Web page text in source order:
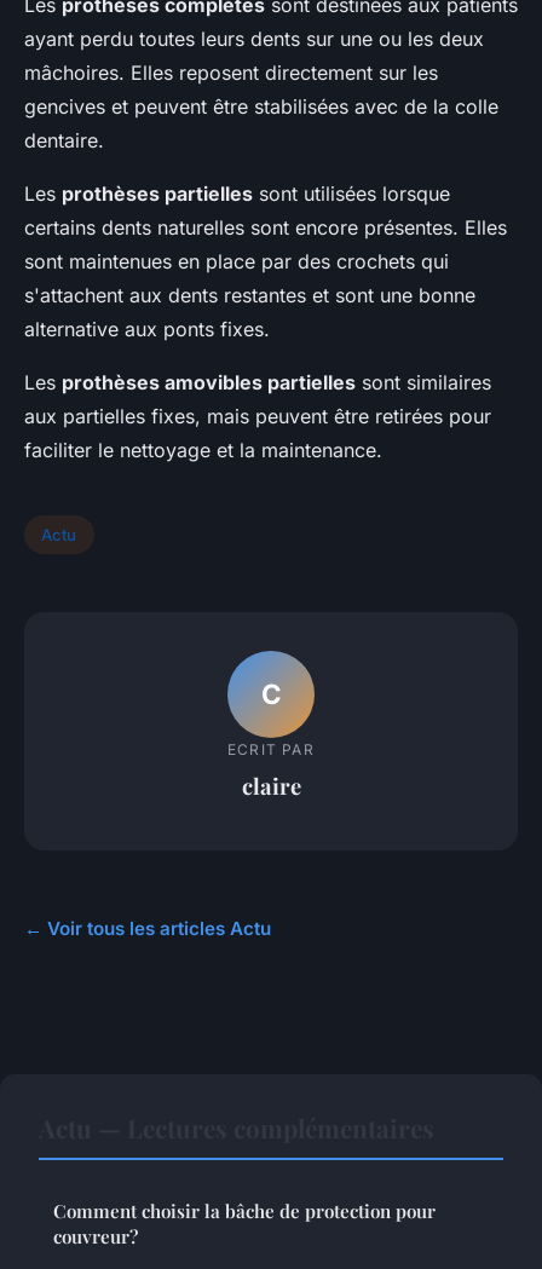
Les prothèses complètes sont destinées aux patients
ayant perdu toutes leurs dents sur une ou les deux
mâchoires. Elles reposent directement sur les
gencives et peuvent être stabilisées avec de la colle
dentaire.
Les prothèses partielles sont utilisées lorsque
certains dents naturelles sont encore présentes. Elles
sont maintenues en place par des crochets qui
s'attachent aux dents restantes et sont une bonne
alternative aux ponts fixes.
Les prothèses amovibles partielles sont similaires
aux partielles fixes, mais peuvent être retirées pour
faciliter le nettoyage et la maintenance.
Actu
C
ECRIT PAR
claire
← Voir tous les articles Actu
Comment choisir la bâche de protection pour
couvreur?